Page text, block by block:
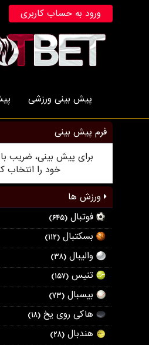
ورود به حساب کاربری
پیش بینی ورزشی
فرم پیش بینی
برای پیش بینی، ضریب
خود را انتخاب
ورزش ها
فوتبال (۶۴۵)
بسکتبال (۱۱۲)
والیبال (۳۸)
تنیس (۱۵۷)
بیسبال (۷۳)
هاکی روی یخ (۱۸)
هندبال (۲۸)